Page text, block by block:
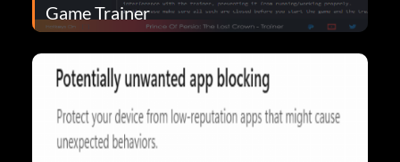
Game Trainer